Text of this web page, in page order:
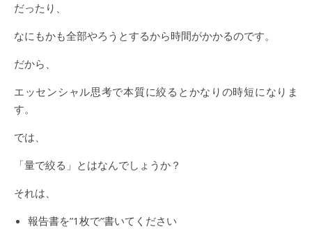
だったり、
なにもかも全部やろうとするから時間がかかるのです。
だから、
エッセンシャル思考で本質に絞るとかなりの時短になりま
す。
では、
「量で絞る」とはなんでしょうか？
それは、
報告書を”1枚で”書いてください